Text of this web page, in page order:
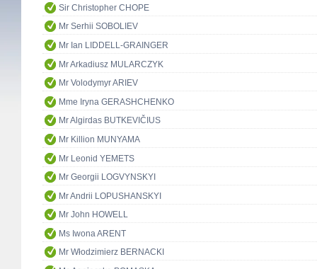
Sir Christopher CHOPE
Mr Serhii SOBOLIEV
Mr Ian LIDDELL-GRAINGER
Mr Arkadiusz MULARCZYK
Mr Volodymyr ARIEV
Mme Iryna GERASHCHENKO
Mr Algirdas BUTKEVIČIUS
Mr Killion MUNYAMA
Mr Leonid YEMETS
Mr Georgii LOGVYNSKYI
Mr Andrii LOPUSHANSKYI
Mr John HOWELL
Ms Iwona ARENT
Mr Włodzimierz BERNACKI